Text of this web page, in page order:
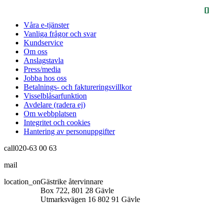
Våra e-tjänster
Vanliga frågor och svar
Kundservice
Om oss
Anslagstavla
Press/media
Jobba hos oss
Betalnings- och faktureringsvillkor
Visselblåsarfunktion
Avdelare (radera ej)
Om webbplatsen
Integritet och cookies
Hantering av personuppgifter
call020-63 00 63
mail
location_onGästrike återvinnare
Box 722, 801 28 Gävle
Utmarksvägen 16 802 91 Gävle